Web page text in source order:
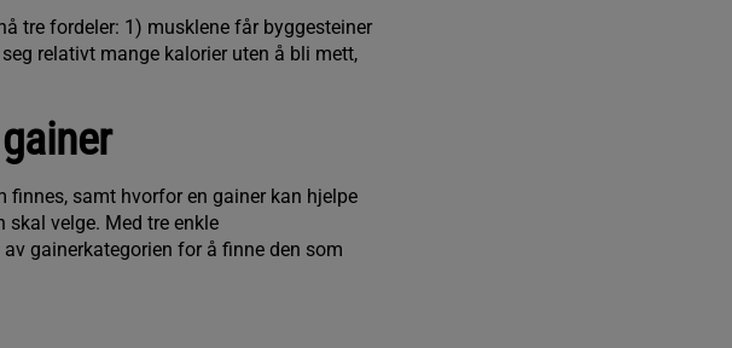
tre fordeler: 1) musklene får byggesteiner
relativt mange kalorier uten å bli mett,
finnes, samt hvorfor en gainer kan hjelpe
skal velge. Med tre enkle
gainerkategorien for å finne den som